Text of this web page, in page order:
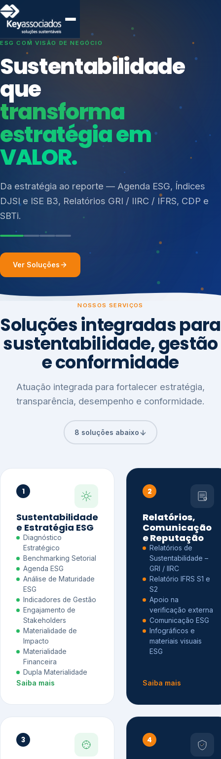
SISTEMAS DE GESTÃO OTIMIZADOS E INTEGRADOS
Conformidade que
protege seu
negócio.
Consultoria, auditoria e treinamentos em ISO 27001,
ISO 27701, ISO 42001, ISO 37001, ISO 9001, ISO
14001, ISO 45001, ONA e PNQ — Gestão de
resíduos sólidos (PGRS/PMGRS).
Índices de Mercado
Mudanças Climáticas
Reputação e Cadeia
Reporte Regulatório
Ver Soluções
NOSSOS SERVIÇOS
Soluções integradas para
sustentabilidade, gestão
e conformidade
Atuação integrada para fortalecer estratégia,
transparência, desempenho e conformidade.
8 soluções abaixo
1
Sustentabilidade
e Estratégia ESG
Diagnóstico
Estratégico
Benchmarking Setorial
Agenda ESG
Análise de Maturidade
ESG
Indicadores de Gestão
Engajamento de
Stakeholders
Materialidade de
Impacto
Materialidade
Financeira
Dupla Materialidade
Saiba mais
2
Relatórios,
Comunicação
e Reputação
Relatórios de
Sustentabilidade –
GRI / IIRC
Relatório IFRS S1 e
S2
Apoio na
verificação externa
Comunicação ESG
Infográficos e
materiais visuais
ESG
Saiba mais
3 4